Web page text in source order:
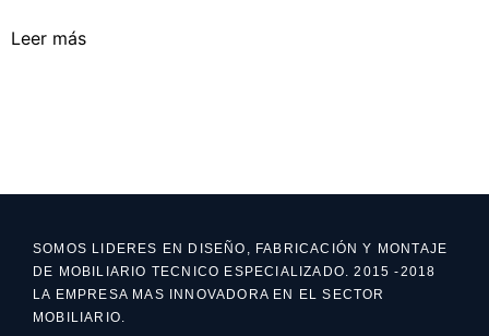
Leer más
SOMOS LIDERES EN DISEÑO, FABRICACIÓN Y MONTAJE
DE MOBILIARIO TECNICO ESPECIALIZADO. 2015 -2018
LA EMPRESA MAS INNOVADORA EN EL SECTOR
MOBILIARIO.